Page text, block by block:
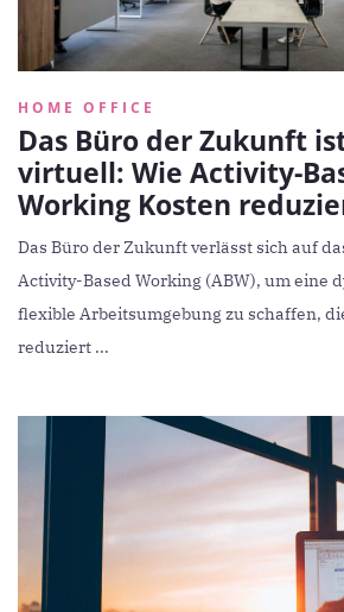
HOME OFFICE
Das Büro der Zukunft
virtuell: Wie Activity-
Working Kosten
Das Büro der Zukunft verlässt sich auf
Activity-Based Working (ABW), um eine
flexible Arbeitsumgebung zu schaffen,
reduziert ...